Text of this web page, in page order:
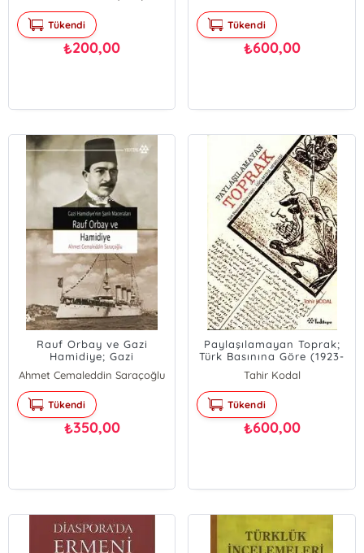
Tükendi
₺200,00
Tükendi
₺600,00
Rauf Orbay ve Gazi
Hamidiye; Gazi
Hamidiye'nin Şanlı
Maceraları
Ahmet Cemaleddin Saraçoğlu
Tükendi
₺350,00
Paylaşılamayan Toprak;
Türk Basınına Göre (1923-
1926) Musul Meselesi
Tahir Kodal
Tükendi
₺600,00